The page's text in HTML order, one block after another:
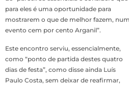
para eles é uma oportunidade para
mostrarem o que de melhor fazem, num
evento cem por cento Arganil”.
Este encontro serviu, essencialmente,
como “ponto de partida destes quatro
dias de festa”, como disse ainda Luís
Paulo Costa, sem deixar de reafirmar,